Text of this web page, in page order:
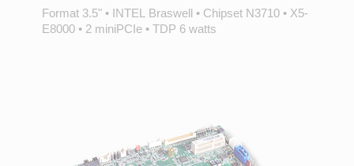
Format 3.5" • INTEL Braswell • Chipset N3710 •
E8000 • 2 miniPCIe • TDP 6 watts